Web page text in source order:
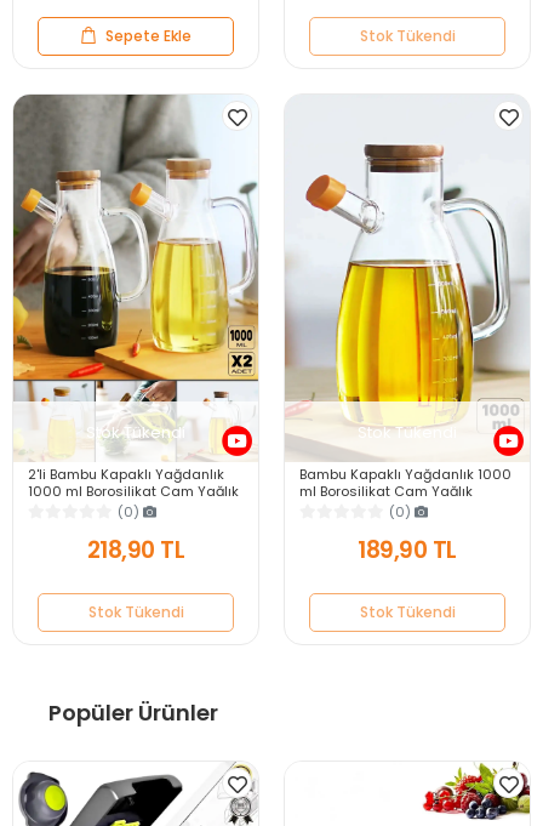
Sepete Ekle Stok Tükendi
Stok Tükendi
2'li Bambu Kapaklı Yağdanlık
1000 ml Borosilikat Cam Yağlık
Sirkelik Şişesi Master Vakumlu
(0)
218,90 TL
Stok Tükendi
Stok Tükendi
Bambu Kapaklı Yağdanlık 1000
ml Borosilikat Cam Yağlık
Sirkelik Şişesi Master Vakumlu
(0)
189,90 TL
Stok Tükendi
Popüler Ürünler